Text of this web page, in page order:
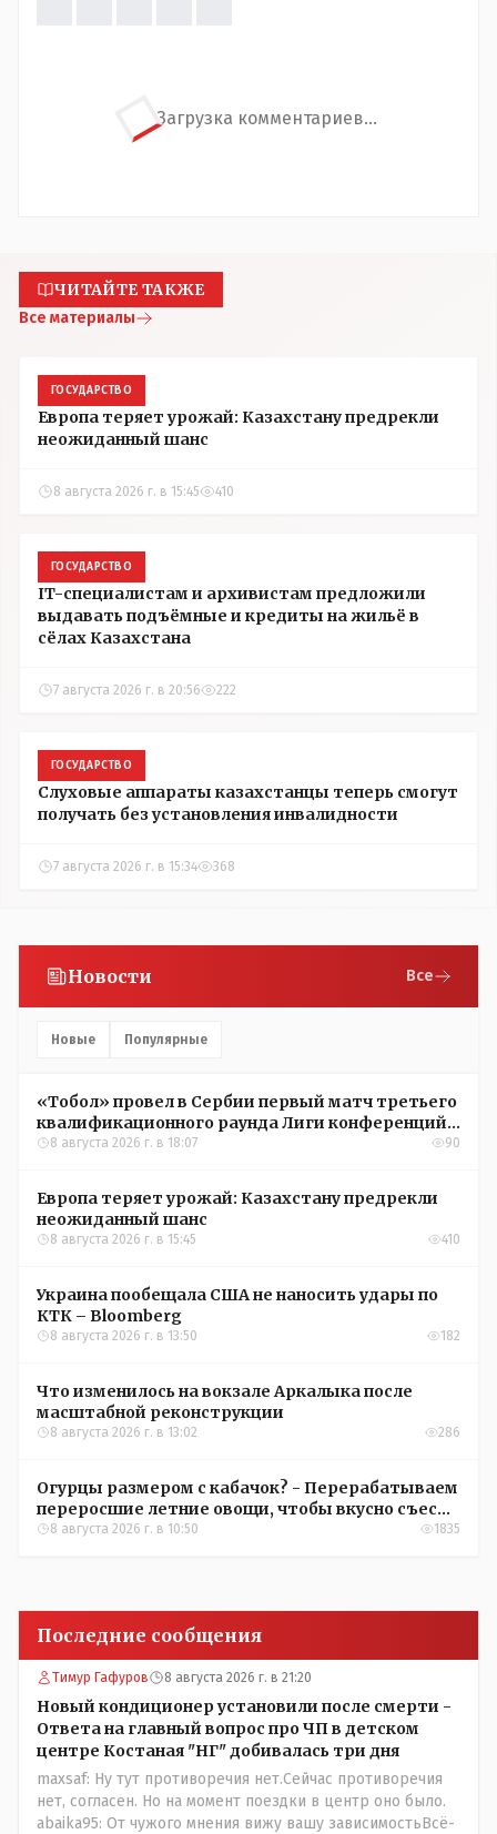
Загрузка комментариев...
ЧИТАЙТЕ ТАКЖЕ
Все материалы
ГОСУДАРСТВО
Европа теряет урожай: Казахстану предрекли
неожиданный шанс
8 августа 2026 г. в 15:45 410
ГОСУДАРСТВО
IT-специалистам и архивистам предложили
выдавать подъёмные и кредиты на жильё в
сёлах Казахстана
7 августа 2026 г. в 20:56 222
ГОСУДАРСТВО
Слуховые аппараты казахстанцы теперь смогут
получать без установления инвалидности
7 августа 2026 г. в 15:34 368
Новости Все
Новые Популярные
«Тобол» провел в Сербии первый матч третьего
квалификационного раунда Лиги конференций
УЕФА
8 августа 2026 г. в 18:07 90
Европа теряет урожай: Казахстану предрекли
неожиданный шанс
8 августа 2026 г. в 15:45 410
Украина пообещала США не наносить удары по
КТК – Bloomberg
8 августа 2026 г. в 13:50 182
Что изменилось на вокзале Аркалыка после
масштабной реконструкции
8 августа 2026 г. в 13:02 286
Огурцы размером с кабачок? - Перерабатываем
переросшие летние овощи, чтобы вкусно съесть
зимой
8 августа 2026 г. в 10:50 1835
Последние сообщения
Тимур Гафуров 8 августа 2026 г. в 21:20
Новый кондиционер установили после смерти -
Ответа на главный вопрос про ЧП в детском
центре Костаная "НГ" добивалась три дня
maxsaf: Ну тут противоречия нет.Сейчас противоречия
нет, согласен. Но на момент поездки в центр оно было.
abaika95: От чужого мнения вижу вашу зависимостьВсё-